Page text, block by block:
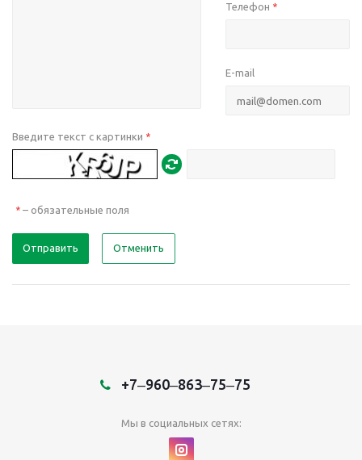
Телефон *
E-mail
Введите текст с картинки *
* – обязательные поля
Отправить Отменить
+7‒960‒863‒75‒75
Мы в социальных сетях: